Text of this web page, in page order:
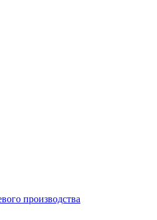
производства